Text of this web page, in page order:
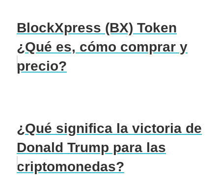
BlockXpress (BX) Token
¿Qué es, cómo comprar y
precio?
¿Qué significa la victoria de
Donald Trump para las
criptomonedas?